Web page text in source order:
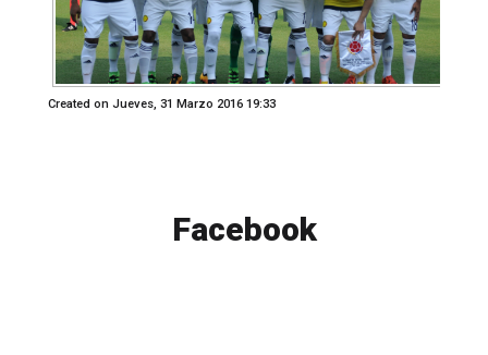
Created on Jueves, 31 Marzo 2016 19:33
Facebook